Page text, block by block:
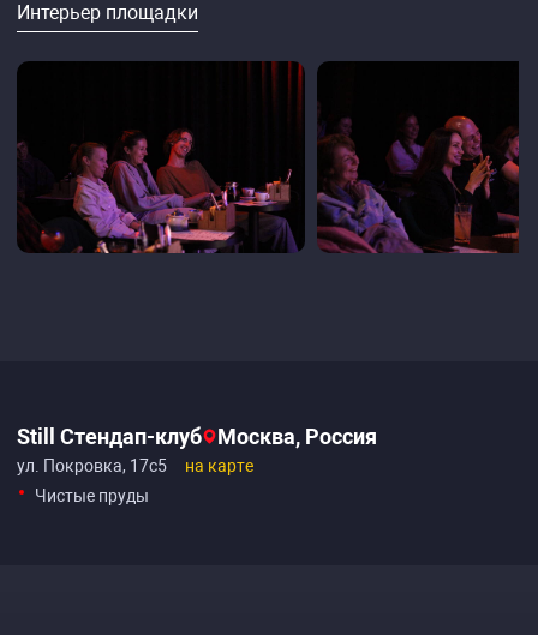
Интерьер площадки
Still Стендап-клуб Москва, Россия
ул. Покровка, 17с5
на карте
Чистые пруды